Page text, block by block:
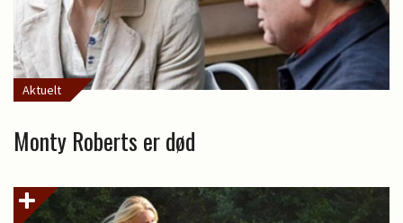
Aktuelt
Monty Roberts er død